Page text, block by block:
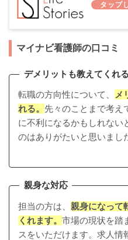
マイナビ看護師の口コミ
デメリットも教えてくれる
転職の方向性について、
メ
れる。 先々のことまで考え
に不利になるかもしれない
のはありがたいと思いまし
親身な対応
担当の方は、 親身になって
くれます。 市場の現状を踏
スをいただけます。求人情